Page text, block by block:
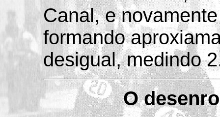
Canal, e
formando
desigual, medindo
O